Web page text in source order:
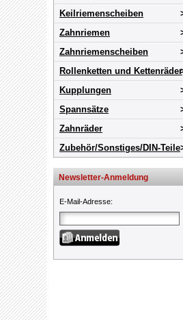
Keilriemenscheiben
Zahnriemen
Zahnriemenscheiben
Rollenketten und Kettenräder
Kupplungen
Spannsätze
Zahnräder
Zubehör/Sonstiges/DIN-Teile
Newsletter-Anmeldung
E-Mail-Adresse: